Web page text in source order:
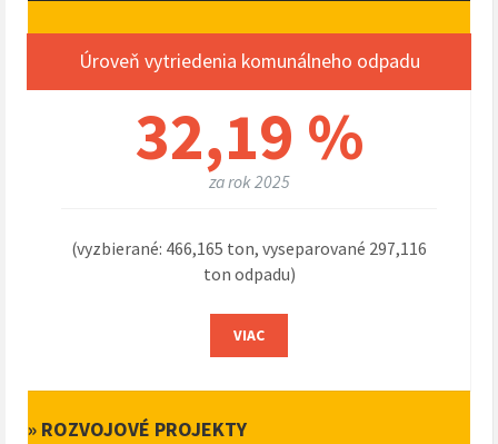
Úroveň vytriedenia komunálneho odpadu
32,19 %
za rok 2025
(vyzbierané: 466,165 ton, vyseparované 297,116
ton odpadu)
VIAC
» ROZVOJOVÉ PROJEKTY